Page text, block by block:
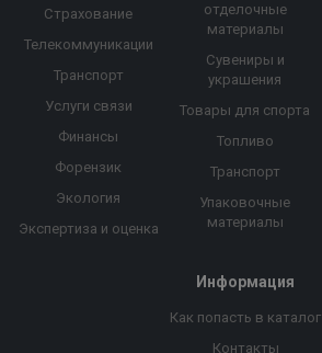
Страхование
Телекоммуникации
Транспорт
Услуги связи
Финансы
Форензик
Экология
Экспертиза и оценка
отделочные
материалы
Сувениры и
украшения
Товары для спорта
Топливо
Транспорт
Упаковочные
материалы
Информация
Как попасть в каталог
Контакты